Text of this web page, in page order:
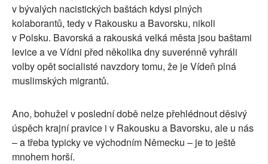
v bývalých nacistických baštách kdysi plných
kolaborantů, tedy v Rakousku a Bavorsku, nikoli
v Polsku. Bavorská a rakouská velká města jsou baštami
levice a ve Vídni před několika dny suverénně vyhráli
volby opět socialisté navzdory tomu, že je Vídeň plná
muslimských migrantů.
Ano, bohužel v poslední době nelze přehlédnout děsivý
úspěch krajní pravice i v Rakousku a Bavorsku, ale u nás
– a třeba typicky ve východním Německu – je to ještě
mnohem horší.